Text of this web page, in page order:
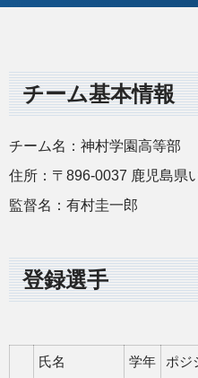
チーム基本情報
チーム名：神村学園高等部
住所：〒896-0037 鹿児島県
監督名：有村圭一郎
登録選手
氏名 学年 ポジ